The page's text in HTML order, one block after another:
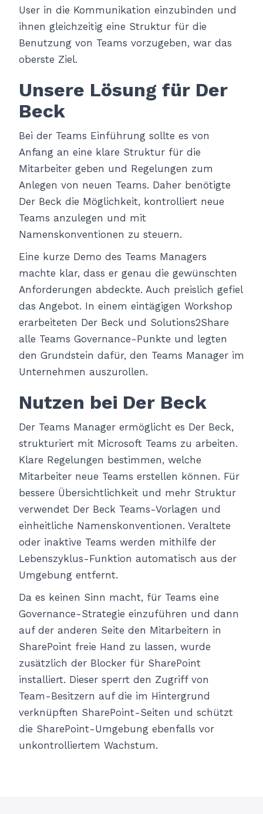
User in die Kommunikation einzubinden und
ihnen gleichzeitig eine Struktur für die
Benutzung von Teams vorzugeben, war das
oberste Ziel.
Unsere Lösung für Der
Beck
Bei der Teams Einführung sollte es von
Anfang an eine klare Struktur für die
Mitarbeiter geben und Regelungen zum
Anlegen von neuen Teams. Daher benötigte
Der Beck die Möglichkeit, kontrolliert neue
Teams anzulegen und mit
Namenskonventionen zu steuern.
Eine kurze Demo des Teams Managers
machte klar, dass er genau die gewünschten
Anforderungen abdeckte. Auch preislich gefiel
das Angebot. In einem eintägigen Workshop
erarbeiteten Der Beck und Solutions2Share
alle Teams Governance-Punkte und legten
den Grundstein dafür, den Teams Manager im
Unternehmen auszurollen.
Nutzen bei Der Beck
Der Teams Manager ermöglicht es Der Beck,
strukturiert mit Microsoft Teams zu arbeiten.
Klare Regelungen bestimmen, welche
Mitarbeiter neue Teams erstellen können. Für
bessere Übersichtlichkeit und mehr Struktur
verwendet Der Beck Teams-Vorlagen und
einheitliche Namenskonventionen. Veraltete
oder inaktive Teams werden mithilfe der
Lebenszyklus-Funktion automatisch aus der
Umgebung entfernt.
Da es keinen Sinn macht, für Teams eine
Governance-Strategie einzuführen und dann
auf der anderen Seite den Mitarbeitern in
SharePoint freie Hand zu lassen, wurde
zusätzlich der Blocker für SharePoint
installiert. Dieser sperrt den Zugriff von
Team-Besitzern auf die im Hintergrund
verknüpften SharePoint-Seiten und schützt
die SharePoint-Umgebung ebenfalls vor
unkontrolliertem Wachstum.